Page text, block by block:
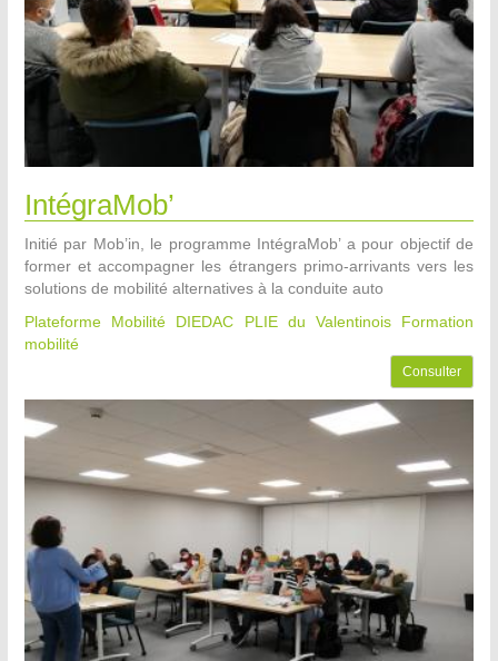
IntégraMob’
Initié par Mob’in, le programme IntégraMob’ a pour objectif de
former et accompagner les étrangers primo-arrivants vers les
solutions de mobilité alternatives à la conduite auto
Plateforme Mobilité DIEDAC PLIE du Valentinois
Formation
mobilité
Consulter